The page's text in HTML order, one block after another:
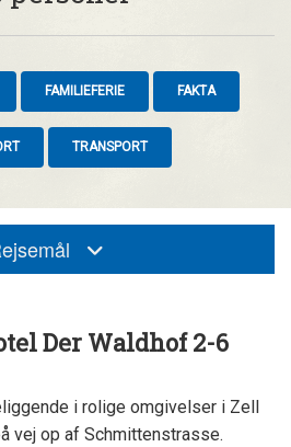
FAMILIEFERIE FAKTA
TRANSPORT
Der Waldhof 2-6
i rolige omgivelser i Zell
vej op af Schmittenstrasse.